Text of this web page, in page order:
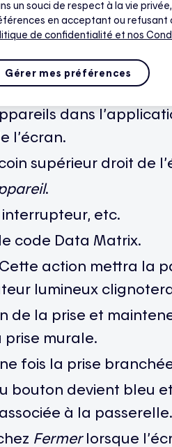
prise intelligente
en suivant
dans
l’écran.
supérieur droit de
.
etc.
code Data Matrix.
action mettra la
lumineux
de la prise et
prise murale.
fois la prise
bouton devient bleu
à la passerelle.
Fermerlorsque
un souci de respect à la vie
en acceptant ou refusant
de confidentialité et nos
Gérer mes préférences